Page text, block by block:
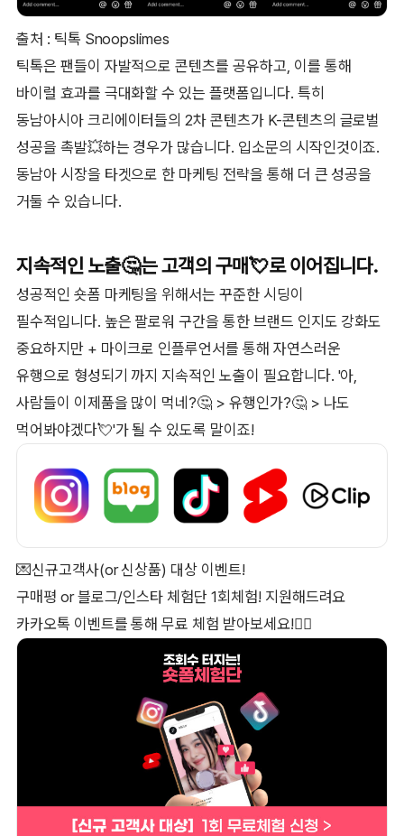
출처 : 틱톡 Snoopslimes
틱톡은 팬들이 자발적으로 콘텐츠를 공유하고, 이를 통해
바이럴 효과를 극대화할 수 있는 플랫폼입니다. 특히
동남아시아 크리에이터들의 2차 콘텐츠가 K-콘텐츠의 글로벌
성공을 촉발💥하는 경우가 많습니다. 입소문의 시작인것이죠.
동남아 시장을 타겟으로 한 마케팅 전략을 통해 더 큰 성공을
거둘 수 있습니다.
지속적인 노출🤔는 고객의 구매💘로 이어집니다.
성공적인 숏폼 마케팅을 위해서는 꾸준한 시딩이
필수적입니다. 높은 팔로워 구간을 통한 브랜드 인지도 강화도
중요하지만 + 마이크로 인플루언서를 통해 자연스러운
유행으로 형성되기 까지 지속적인 노출이 필요합니다. '아,
사람들이 이제품을 많이 먹네?🤔 > 유행인가?🤔 > 나도
먹어봐야겠다💘'가 될 수 있도록 말이죠!
💌신규고객사(or 신상품) 대상 이벤트!
구매평 or 블로그/인스타 체험단 1회체험! 지원해드려요
카카오톡 이벤트를 통해 무료 체험 받아보세요!👉🏻